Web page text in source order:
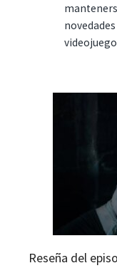
Reseña del